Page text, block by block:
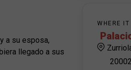
a su esposa,
llegado a sus
WHERE IT
20002